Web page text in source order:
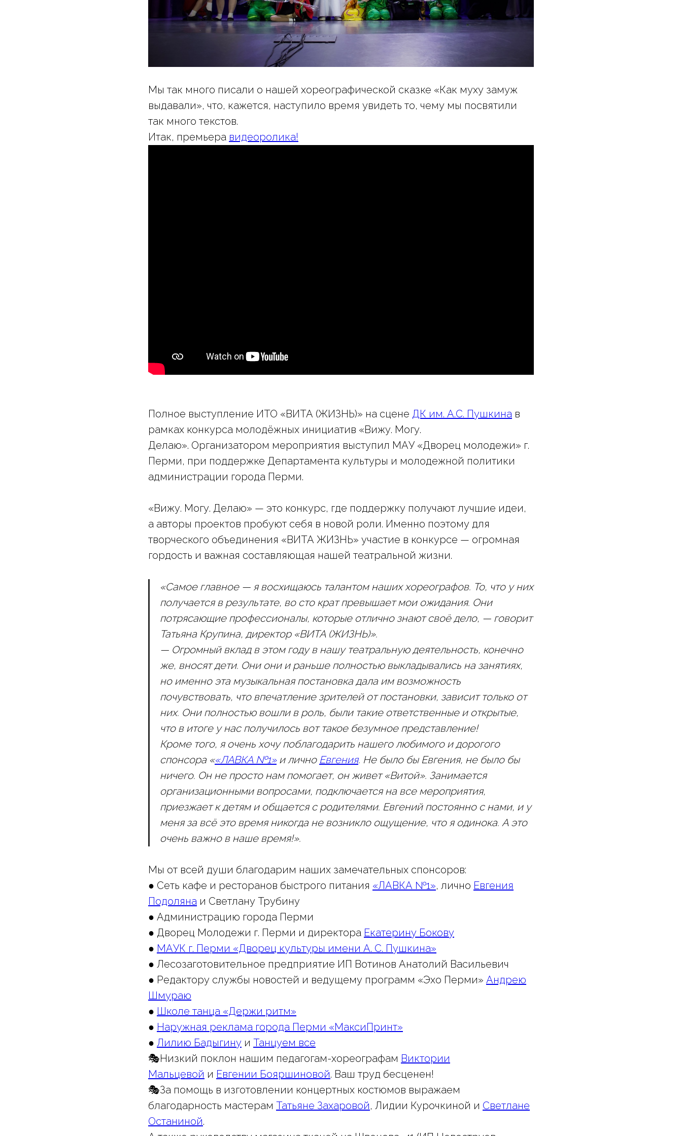
Мы так много писали о нашей хореографической сказке «Как муху замуж
выдавали», что, кажется, наступило время увидеть то, чему мы посвятили
так много текстов.
Итак, премьера видеоролика!
Полное выступление ИТО «ВИТА (ЖИЗНЬ)» на сцене ДК им. А.С. Пушкина в
рамках конкурса молодёжных инициатив «Вижу. Могу.
Делаю». Организатором мероприятия выступил МАУ «Дворец молодежи» г.
Перми, при поддержке Департамента культуры и молодежной политики
администрации города Перми.
«Вижу. Могу. Делаю» — это конкурс, где поддержку получают лучшие идеи,
а авторы проектов пробуют себя в новой роли. Именно поэтому для
творческого объединения «ВИТА ЖИЗНЬ» участие в конкурсе — огромная
гордость и важная составляющая нашей театральной жизни.
«Самое главное — я восхищаюсь талантом наших хореографов. То, что у них
получается в результате, во сто крат превышает мои ожидания. Они
потрясающие профессионалы, которые отлично знают своё дело, — говорит
Татьяна Крупина, директор «ВИТА (ЖИЗНЬ)».
— Огромный вклад в этом году в нашу театральную деятельность, конечно
же, вносят дети. Они они и раньше полностью выкладывались на занятиях,
но именно эта музыкальная постановка дала им возможность
почувствовать, что впечатление зрителей от постановки, зависит только от
них. Они полностью вошли в роль, были такие ответственные и открытые,
что в итоге у нас получилось вот такое безумное представление!
Кроме того, я очень хочу поблагодарить нашего любимого и дорогого
спонсора ««ЛАВКА №1»и лично Евгения. Не было бы Евгения, не было бы
ничего. Он не просто нам помогает, он живет «Витой». Занимается
организационными вопросами, подключается на все мероприятия,
приезжает к детям и общается с родителями. Евгений постоянно с нами, и у
меня за всё это время никогда не возникло ощущение, что я одинока. А это
очень важно в наше время!».
Мы от всей души благодарим наших замечательных спонсоров:
● Сеть кафе и ресторанов быстрого питания «ЛАВКА №1», лично Евгения
Подоляна и Светлану Трубину
● Администрацию города Перми
● Дворец Молодежи г. Перми и директора Екатерину Бокову
● МАУК г. Перми «Дворец культуры имени А. С. Пушкина»
● Лесозаготовительное предприятие ИП Вотинов Анатолий Васильевич
● Редактору службы новостей и ведущему программ «Эхо Перми» Андрею
Шмураю
● Школе танца «Держи ритм»
● Наружная реклама города Перми «МаксиПринт»
● Лилию Бадыгину и Танцуем все
🎭Низкий поклон нашим педагогам-хореографам Виктории
Мальцевой и Евгении Бояршиновой. Ваш труд бесценен!
🎭За помощь в изготовлении концертных костюмов выражаем
благодарность мастерам Татьяне Захаровой, Лидии Курочкиной и Светлане
Останиной.